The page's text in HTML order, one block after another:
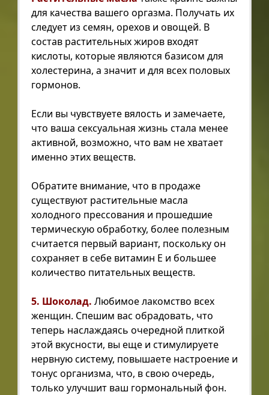
для качества вашего оргазма. Получать их
следует из семян, орехов и овощей. В
состав растительных жиров входят
кислоты, которые являются базисом для
холестерина, а значит и для всех половых
гормонов.
Если вы чувствуете вялость и замечаете,
что ваша сексуальная жизнь стала менее
активной, возможно, что вам не хватает
именно этих веществ.
Обратите внимание, что в продаже
существуют растительные масла
холодного прессования и прошедшие
термическую обработку, более полезным
считается первый вариант, поскольку он
сохраняет в себе витамин E и большее
количество питательных веществ.
5. Шоколад. Любимое лакомство всех
женщин. Спешим вас обрадовать, что
теперь наслаждаясь очередной плиткой
этой вкусности, вы еще и стимулируете
нервную систему, повышаете настроение и
тонус организма, что, в свою очередь,
только улучшит ваш гормональный фон.